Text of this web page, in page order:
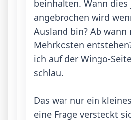
beinhalten. Wann dies
angebrochen wird
Ausland bin? Ab wann
Mehrkosten
ich auf der Wingo-
schlau.
Das war nur ein
eine Frage versteckt